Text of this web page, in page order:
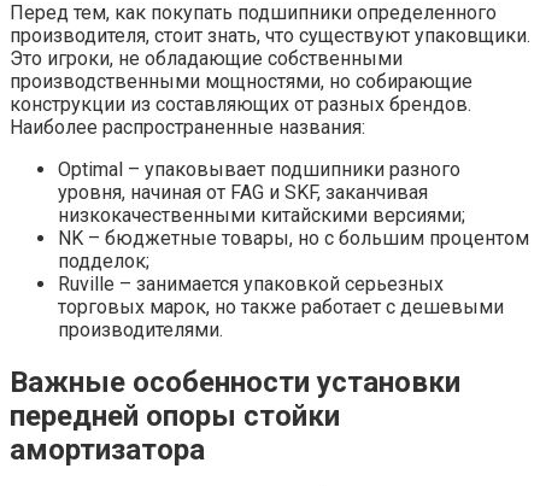
Перед тем, как покупать подшипники определенного
производителя, стоит знать, что существуют упаковщики.
Это игроки, не обладающие собственными
производственными мощностями, но собирающие
конструкции из составляющих от разных брендов.
Наиболее распространенные названия:
Optimal – упаковывает подшипники разного
уровня, начиная от FAG и SKF, заканчивая
низкокачественными китайскими версиями;
NK – бюджетные товары, но с большим процентом
подделок;
Ruville – занимается упаковкой серьезных
торговых марок, но также работает с дешевыми
производителями.
Важные особенности установки
передней опоры стойки
амортизатора